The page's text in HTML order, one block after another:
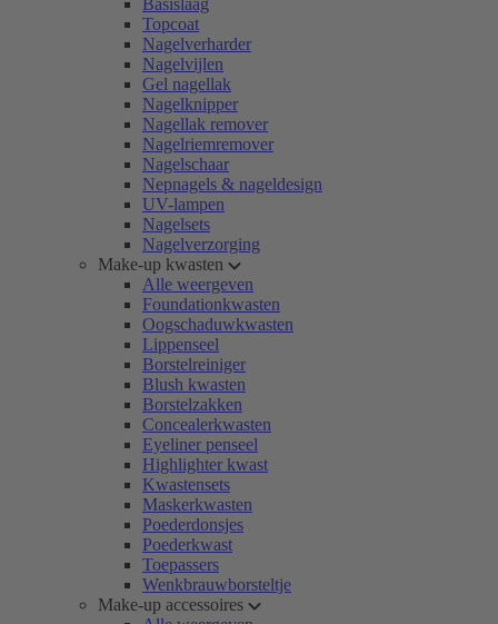
Basislaag
Topcoat
Nagelverharder
Nagelvijlen
Gel nagellak
Nagelknipper
Nagellak remover
Nagelriemremover
Nagelschaar
Nepnagels & nageldesign
UV-lampen
Nagelsets
Nagelverzorging
Make-up kwasten
Alle weergeven
Foundationkwasten
Oogschaduwkwasten
Lippenseel
Borstelreiniger
Blush kwasten
Borstelzakken
Concealerkwasten
Eyeliner penseel
Highlighter kwast
Kwastensets
Maskerkwasten
Poederdonsjes
Poederkwast
Toepassers
Wenkbrauwborsteltje
Make-up accessoires